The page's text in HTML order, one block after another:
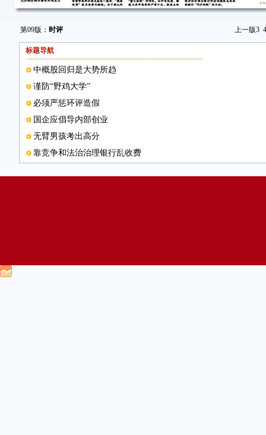
第09版： 时评 上一版3 4
标题导航
中概股回归是大势所趋
谨防“野鸡大学”
必须严惩环评造假
国企应倡导内部创业
无臂男孩考出高分
靠竞争和法治治理银行乱收费